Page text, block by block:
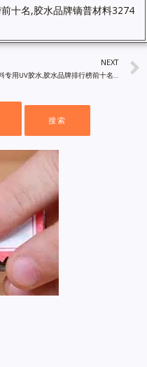
十名,胶水品牌镝普材料3274
NEXT
塑料专用UV胶水,胶水品牌排行榜前十名,镝普材料胶粘剂厂家直销